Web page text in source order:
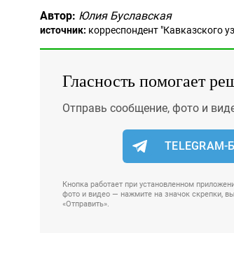
Автор: Юлия Буславская
источник: корреспондент "Кавказского
Гласность помогает
Отправь сообщение, фото и
TELEGRAM-
Кнопка работает при установленном
фото и видео — нажмите на значок скрепки,
«Отправить».